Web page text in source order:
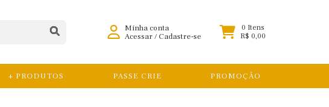
Minha conta
Acessar/Cadastre-se
0 Itens
R$ 0,00
+ PRODUTOS PASSE CRIE PROMOÇÃO